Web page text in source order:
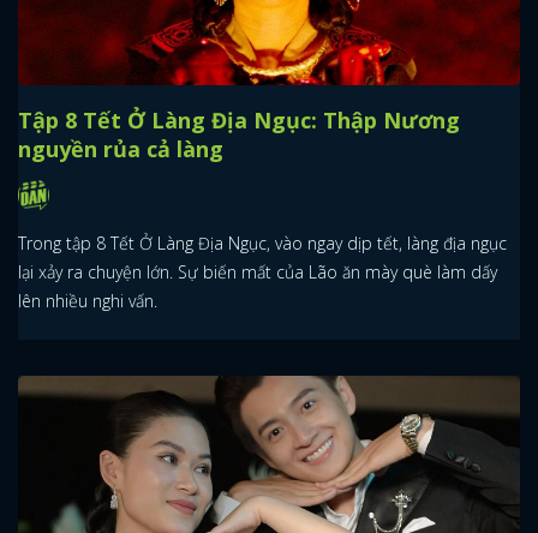
Tập 8 Tết Ở Làng Địa Ngục: Thập Nương
nguyền rủa cả làng
Trong tập 8 Tết Ở Làng Địa Ngục, vào ngay dịp tết, làng địa ngục
lại xảy ra chuyện lớn. Sự biến mất của Lão ăn mày què làm dấy
lên nhiều nghi vấn.